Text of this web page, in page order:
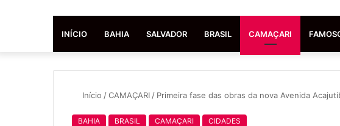
INÍCIO BAHIA SALVADOR BRASIL CAMAÇARI
Início /CAMAÇARI / Primeira fase das obras da nova Avenida
BAHIA BRASIL CAMAÇARI CIDADES